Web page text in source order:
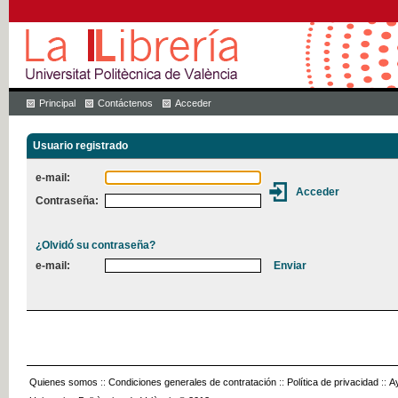
Principal Contáctenos Acceder
Usuario registrado
e-mail:
Contraseña:
¿Olvidó su contraseña?
e-mail:
Quienes somos :: Condiciones generales de contratación :: Política de privacidad ::